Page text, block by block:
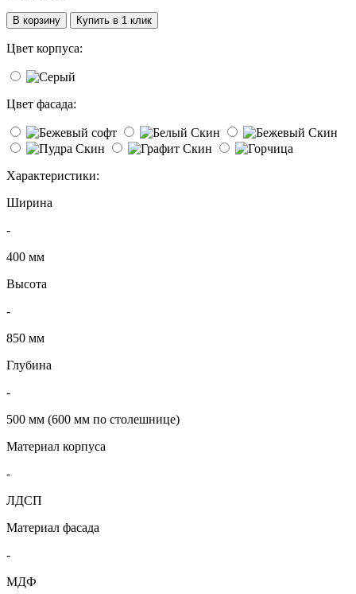
В корзину Купить в 1 клик
Цвет корпуса:
Цвет фасада:
Характеристики:
Ширина
-
400 мм
Высота
-
850 мм
Глубина
-
500 мм (600 мм по столешнице)
Материал корпуса
-
ЛДСП
Материал фасада
-
МДФ